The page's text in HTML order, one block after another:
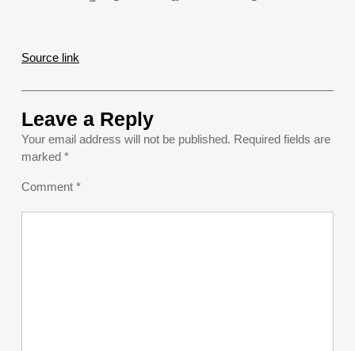
Source link
Leave a Reply
Your email address will not be published. Required fields are
marked *
Comment *